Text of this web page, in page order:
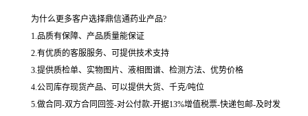
为什么更多客户选择鼎信通药业产品?
1.品质有保障、产品质量能保证
2.有优质的客服服务、可提供技术支持
3.提供质检单、实物图片、液相图谱、检测方法、优势价格
4.公司库存现货产品、可以提供大货、千克/吨位
5.做合同-双方合同回签-对公付款-开据13%增值税票-快递包邮-及时发